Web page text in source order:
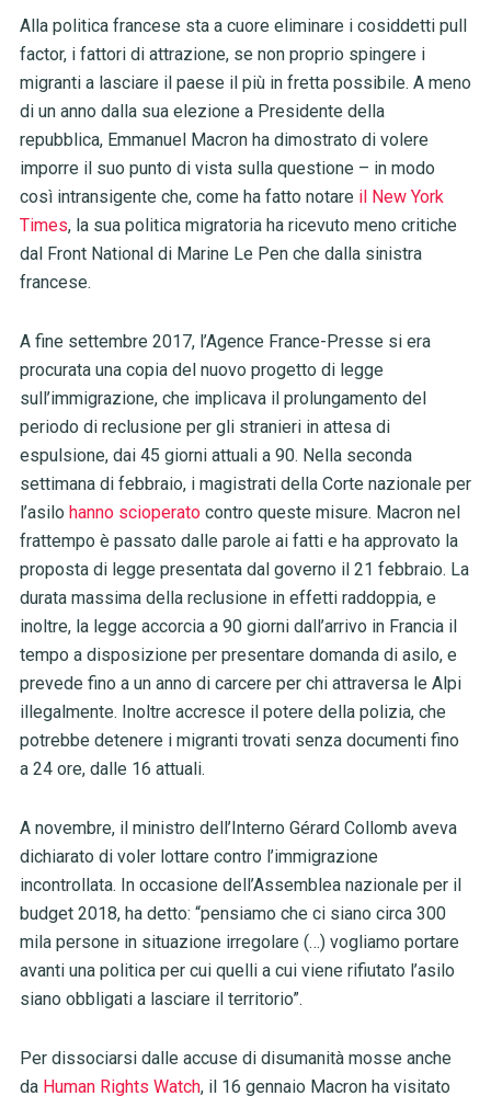
Alla politica francese sta a cuore eliminare i cosiddetti pull
factor, i fattori di attrazione, se non proprio spingere i
migranti a lasciare il paese il più in fretta possibile. A meno
di un anno dalla sua elezione a Presidente della
repubblica, Emmanuel Macron ha dimostrato di volere
imporre il suo punto di vista sulla questione – in modo
così intransigente che, come ha fatto notare il New York
Times, la sua politica migratoria ha ricevuto meno critiche
dal Front National di Marine Le Pen che dalla sinistra
francese.
A fine settembre 2017, l’Agence France-Presse si era
procurata una copia del nuovo progetto di legge
sull’immigrazione, che implicava il prolungamento del
periodo di reclusione per gli stranieri in attesa di
espulsione, dai 45 giorni attuali a 90. Nella seconda
settimana di febbraio, i magistrati della Corte nazionale per
l’asilo hanno scioperatocontro queste misure. Macron nel
frattempo èpassato dalle parole ai fatti e ha approvato la
proposta di legge presentata dal governo il 21 febbraio. La
durata massima della reclusione in effetti raddoppia, e
inoltre, la legge accorcia a 90 giorni dall’arrivo in Francia il
tempo a disposizione per presentare domanda di asilo, e
prevede fino a un anno di carcere per chi attraversa le Alpi
illegalmente. Inoltre accresce il potere della polizia, che
potrebbe detenere i migranti trovati senza documenti fino
a 24 ore, dalle 16 attuali.
A novembre, il ministro dell’Interno Gérard Collomb aveva
dichiarato di voler lottare contro l’immigrazione
incontrollata. In occasione dell’Assemblea nazionale per il
budget 2018, ha detto: “pensiamo che ci siano circa 300
mila persone in situazione irregolare (…) vogliamo portare
avanti una politica per cui quelli a cui viene rifiutato l’asilo
siano obbligati a lasciare il territorio”.
Per dissociarsi dalle accuse di disumanità mosse anche
da Human Rights Watch, il 16 gennaio Macron ha visitato